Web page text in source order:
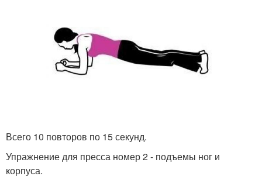
Всего 10 повторов по 15 секунд.
Упражнение для пресса номер 2 - подъемы ног и
корпуса.